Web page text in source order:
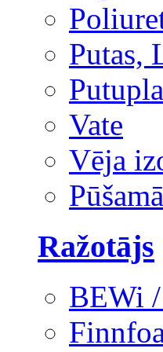
Putas,
Vate
Vēja
Ražotājs
BEWi